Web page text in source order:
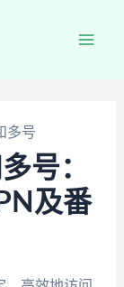
多号
号：
及番